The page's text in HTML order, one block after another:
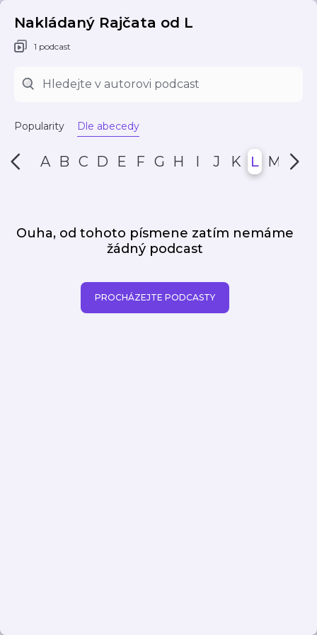
Nakládaný Rajčata od L
1 podcast
Popularity Dle abecedy
A B C D E F G H I J K L M N
Ouha, od tohoto písmene zatím nemáme
žádný podcast
PROCHÁZEJTE PODCASTY